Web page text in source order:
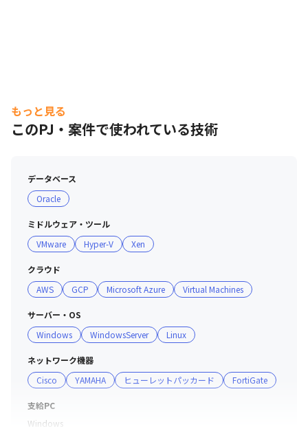
もっと見る
このPJ・案件で使われている技術
データベース
Oracle
ミドルウェア・ツール
VMware
Hyper-V Xen
クラウド
AWS
GCP Microsoft Azure Virtual Machines
サーバー・OS
Windows
WindowsServer Linux
ネットワーク機器
Cisco
YAMAHA ヒューレットパッカード FortiGate
支給PC
Windows